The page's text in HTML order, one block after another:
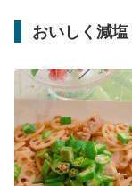
おいしく減